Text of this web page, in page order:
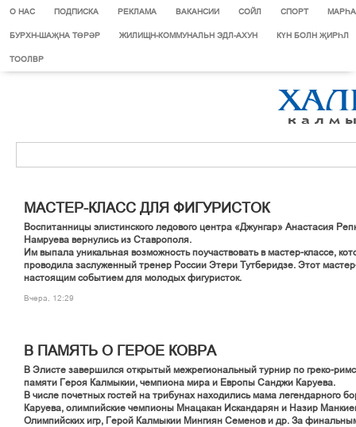
О НАС ПОДПИСКА РЕКЛАМА ВАКАНСИИ СОЙЛ СПОРТ
БУРХН-ШАҖНА ТӨРӘР ЖИЛИЩН-КОММУНАЛЬН ЭДЛ-АХУН КҮН БОЛН ҖИРҺЛ
ТООЛВР
МАСТЕР-КЛАСС ДЛЯ ФИГУРИСТОК
Воспитанницы элистинского ледового центра «Джунгар» Анастасия
Намруева вернулись из Ставрополя.
Им выпала уникальная возможность поучаствовать в мастер-классе,
проводила заслуженный тренер России Этери Тутберидзе. Этот
настоящим событием для молодых фигуристок.
Вчера, 12:29
В ПАМЯТЬ О ГЕРОЕ КОВРА
В Элисте завершился открытый межрегиональный турнир по греко-
памяти Героя Калмыкии, чемпиона мира и Европы Санджи Каруева.
В числе почетных гостей на трибунах находились мама легендарного
Каруева, олимпийские чемпионы Мнацакан Искандарян и Назир
Олимпийских игр, Герой Калмыкии Мингиян Семенов и др. За